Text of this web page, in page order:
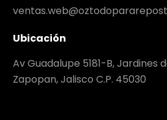
Ubicación
Av Guadalupe 5181-B, Jardines
Zapopan, Jalisco C.P. 45030